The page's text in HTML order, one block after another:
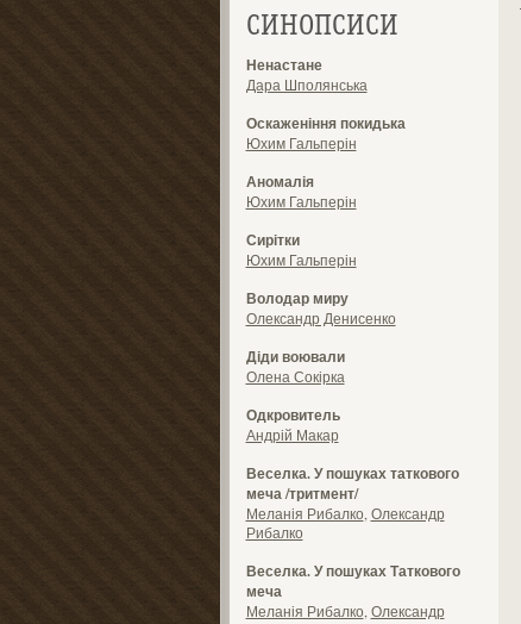
СИНОПСИСИ
Ненастане
Дара Шполянська
Оскаженіння покидька
Юхим Гальперін
Аномалія
Юхим Гальперін
Сирітки
Юхим Гальперін
Володар миру
Олександр Денисенко
Діди воювали
Олена Сокірка
Одкровитель
Андрій Макар
Веселка. У пошуках таткового
меча /тритмент/
Меланія Рибалко Олександр
Рибалко
Веселка. У пошуках Таткового
меча
Меланія Рибалко Олександр